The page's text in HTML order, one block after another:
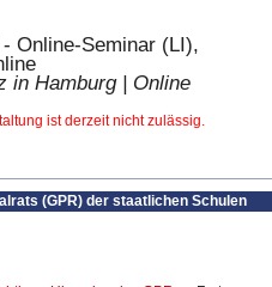
- Online-Seminar (LI),
in Hamburg | Online
ist derzeit nicht zulässig.
(GPR) der staatlichen Schulen